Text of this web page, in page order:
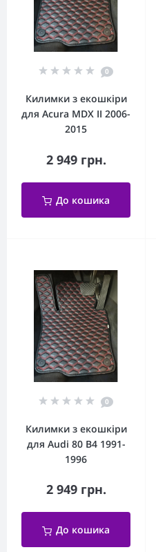
0
Килимки з екошкіри
для Acura MDX II 2006-
2015
2 949 грн.
До кошика
0
Килимки з екошкіри
для Audi 80 B4 1991-
1996
2 949 грн.
До кошика